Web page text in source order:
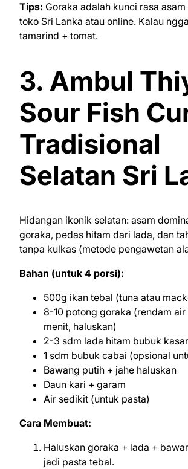
Tips: Goraka adalah kunci rasa
toko Sri Lanka atau online. Kalau
tamarind + tomat.
3. Ambul
Sour Fish
Tradisional
Selatan Sri
Hidangan ikonik selatan: asam
goraka, pedas hitam dari lada, dan
tanpa kulkas (metode pengawetan
Bahan (untuk 4 porsi):
500g ikan tebal (tuna atau
8-10 potong goraka (rendam air
menit, haluskan)
2-3 sdm lada hitam bubuk kasar
1 sdm bubuk cabai (opsional
Bawang putih + jahe haluskan
Daun kari + garam
Air sedikit (untuk pasta)
Cara Membuat:
Haluskan goraka + lada +
jadi pasta tebal.